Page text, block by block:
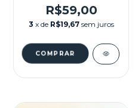
R$59,00
3 x de R$19,67 sem juros